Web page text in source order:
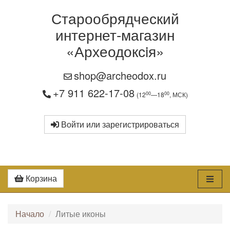
Старообрядческий
интернет-магазин
«Археодоксiя»
shop@archeodox.ru
+7 911 622-17-08 (1200—1800, МСК)
Войти или зарегистрироваться
Корзина
Начало Литые иконы